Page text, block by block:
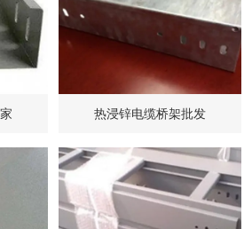
热浸锌电缆桥架批发